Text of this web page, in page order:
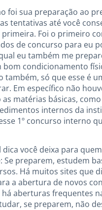
foi sua preparação ao
tentativas até você
primeira. Foi o primeiro
de concurso para eu
eu também me
bom condicionamento
só que esse é
Em específico não
matérias básicas,
internos da
1º concurso interno
dica você deixa para
Se preparem, estudem
Há muitos sites que
a abertura de novos
aberturas frequentes
se preparem, não